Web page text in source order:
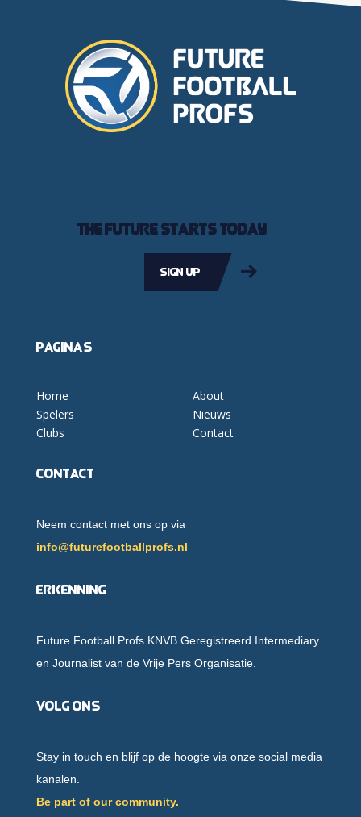
The future starts today
Sign up
Pagina's
Home
Spelers
Clubs
About
Nieuws
Contact
Contact
Neem contact met ons op via
info@futurefootballprofs.nl
Erkenning
Future Football Profs KNVB Geregistreerd Intermediary
en Journalist van de Vrije Pers Organisatie.
Volg ons
Stay in touch en blijf op de hoogte via onze social media
kanalen.
Be part of our community.